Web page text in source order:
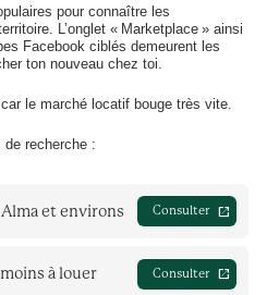
pour connaître les
L’onglet « Marketplace » ainsi
Facebook ciblés demeurent les
ton nouveau chez toi.
le marché locatif bouge très vite.
recherche :
et environs Consulter open_in_new
à louer Consulter open_in_new